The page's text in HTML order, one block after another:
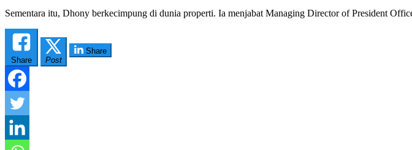
Sementara itu, Dhony berkecimpung di dunia properti. Ia menjabat Managing Director of President
Share Post
Share